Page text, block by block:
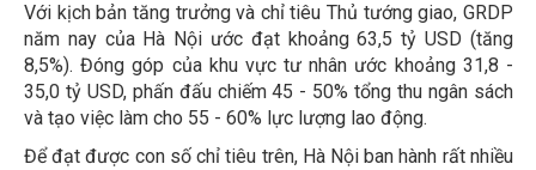
Với kịch bản tăng trưởng và chỉ tiêu Thủ tướng giao, GRDP
năm nay của Hà Nội ước đạt khoảng 63,5 tỷ USD (tăng
8,5%). Đóng góp của khu vực tư nhân ước khoảng 31,8 -
35,0 tỷ USD, phấn đấu chiếm 45 - 50% tổng thu ngân sách
và tạo việc làm cho 55 - 60% lực lượng lao động.
Để đạt được con số chỉ tiêu trên, Hà Nội ban hành rất nhiều